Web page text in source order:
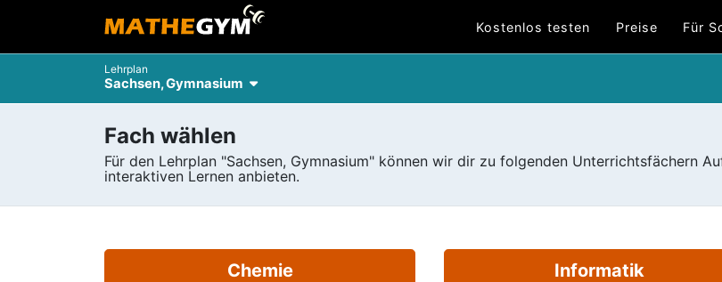
Kostenlos testen Preise Für
Lehrplan
Sachsen, Gymnasium
Fach wählen
Für den Lehrplan "Sachsen, Gymnasium" können wir dir zu folgenden Unterrichtsfächern
interaktiven Lernen anbieten.
Chemie Informatik